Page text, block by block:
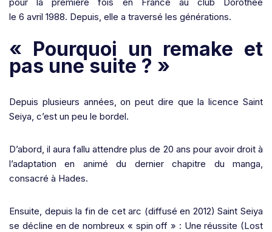
le 6 avril 1988. Depuis, elle a traversé les générations.
« Pourquoi un remake et
pas une suite ? »
Depuis plusieurs années, on peut dire que la licence Saint
Seiya, c’est un peu le bordel.
D’abord, il aura fallu attendre plus de 20 ans pour avoir droit à
l’adaptation en animé du dernier chapitre du manga,
consacré à Hades.
Ensuite, depuis la fin de cet arc (diffusé en 2012) Saint Seiya
se décline en de nombreux « spin off » : Une réussite (Lost